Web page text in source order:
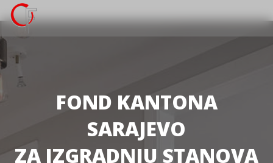
FOND KANTONA
SARAJEVO
ZA IZGRADNJU STANOVA